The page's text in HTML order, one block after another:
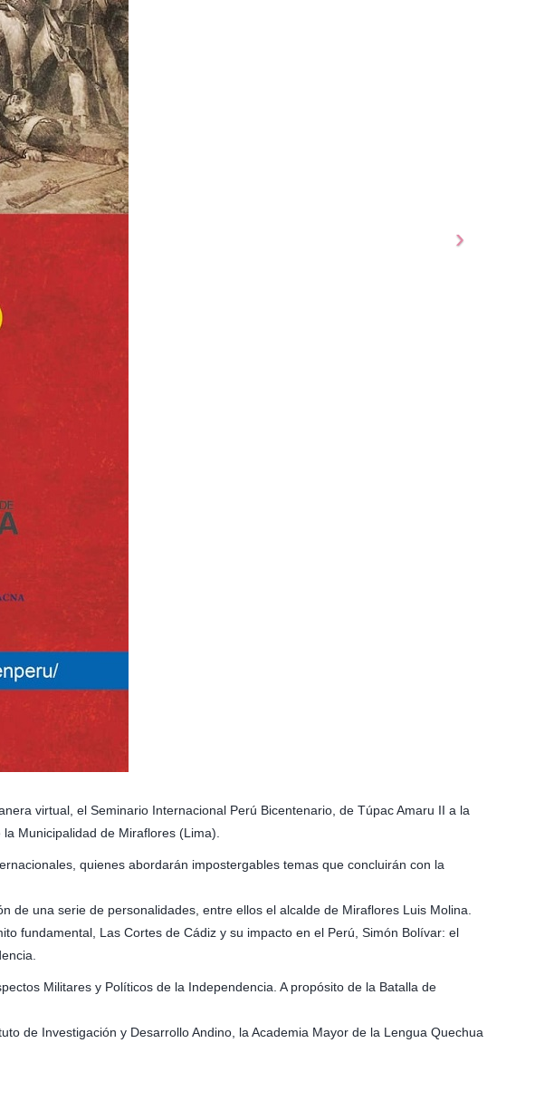
virtual, el Seminario Internacional Perú Bicentenario, de Túpac Amaru II a la
Municipalidad de Miraflores (Lima).
quienes abordarán impostergables temas que concluirán con la
una serie de personalidades, entre ellos el alcalde de Miraflores Luis Molina.
fundamental, Las Cortes de Cádiz y su impacto en el Perú, Simón Bolívar: el
Militares y Políticos de la Independencia. A propósito de la Batalla de
de Investigación y Desarrollo Andino, la Academia Mayor de la Lengua Quechua